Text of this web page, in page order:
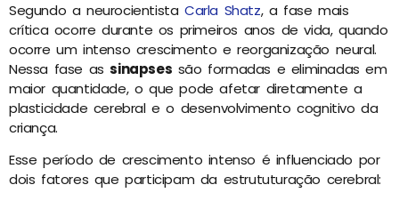
Segundo a neurocientistaCarla Shatz, a fase mais
crítica ocorre durante os primeiros anos de vida, quando
ocorre um intenso crescimento e reorganização neural.
Nessa fase assinapses são formadas e eliminadas em
maior quantidade, o que pode afetar diretamente a
plasticidade cerebral e o desenvolvimento cognitivo da
criança.
Esse período de crescimento intenso é influenciado por
dois fatores que participam da estrututuração cerebral: